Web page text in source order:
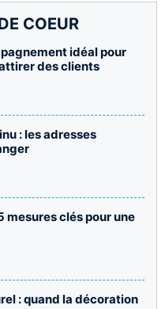
COEUR
idéal pour
des clients
: les adresses
mesures clés pour une
: quand la décoration